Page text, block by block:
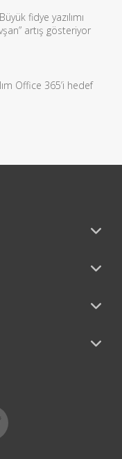
fidye yazılımı
artış gösteriyor
Office 365’i hedef